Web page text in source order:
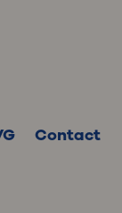
Contact